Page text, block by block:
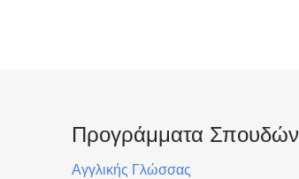
Προγράμματα Σπουδών
Αγγλικής Γλώσσας